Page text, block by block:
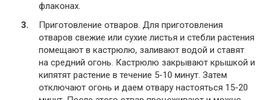
флаконах.
Приготовление отваров. Для приготовления
отваров свежие или сухие листья и стебли растения
помещают в кастрюлю, заливают водой и ставят
на средний огонь. Кастрюлю закрывают крышкой и
кипятят растение в течение 5-10 минут. Затем
отключают огонь и даем отвару настояться 15-20